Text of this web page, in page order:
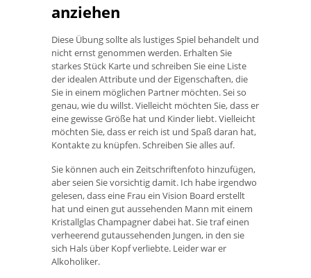
anziehen
Diese Übung sollte als lustiges Spiel behandelt und
nicht ernst genommen werden. Erhalten Sie
starkes Stück Karte und schreiben Sie eine Liste
der idealen Attribute und der Eigenschaften, die
Sie in einem möglichen Partner möchten. Sei so
genau, wie du willst. Vielleicht möchten Sie, dass er
eine gewisse Größe hat und Kinder liebt. Vielleicht
möchten Sie, dass er reich ist und Spaß daran hat,
Kontakte zu knüpfen. Schreiben Sie alles auf.
Sie können auch ein Zeitschriftenfoto hinzufügen,
aber seien Sie vorsichtig damit. Ich habe irgendwo
gelesen, dass eine Frau ein Vision Board erstellt
hat und einen gut aussehenden Mann mit einem
Kristallglas Champagner dabei hat. Sie traf einen
verheerend gutaussehenden Jungen, in den sie
sich Hals über Kopf verliebte. Leider war er
Alkoholiker.